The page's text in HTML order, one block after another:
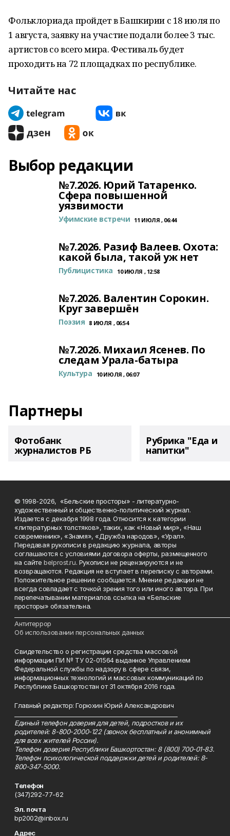
Фольклориада пройдет в Башкирии с 18 июля по
1 августа, заявку на участие подали более 3 тыс.
артистов со всего мира. Фестиваль будет
проходить на 72 площадках по республике.
Читайте нас
Выбор редакции
№7.2026. Юрий Татаренко.
Сфера повышенной
уязвимости
Уфимские встречи 11 ИЮЛЯ , 06:44
№7.2026. Разиф Валеев. Охота:
какой была, такой уж нет
Публицистика 10 ИЮЛЯ , 12:58
№7.2026. Валентин Сорокин.
Круг завершён
Поэзия 8 ИЮЛЯ , 06:54
№7.2026. Михаил Ясенев. По
следам Урала-батыра
Культура 10 ИЮЛЯ , 06:07
Партнеры
Фотобанк
журналистов РБ
Рубрика "Еда и
напитки"
© 1998-2026, «Бельские просторы» - литературно-
художественный и общественно-политический журнал.
Издается с декабря 1998 года. Относится к категории
«литературных толстяков», таких, как «Новый мир», «Наш
современник», «Знамя», «Дружба народов», «Урал».
Передавая рукописи в редакцию журнала, авторы
соглашаются с условиями договора оферты, размещенного
на сайтеbelprost.ru. Рукописи не рецензируются и не
возвращаются. Редакция не вступает в переписку с авторами.
Положительное решение сообщается. Мнение редакции не
всегда совпадает с точкой зрения того или иного автора. При
перепечатывании материалов ссылка на «Бельские
просторы» обязательна.
Антитеррор
Об использовании персональных данных
Свидетельство о регистрации средства массовой
информации ПИ № ТУ 02-01564 выданное Управлением
Федеральной службы по надзору в сфере связи,
информационных технологий и массовых коммуникаций по
Республике Башкортостан от 31 октября 2016 года.
Главный редактор: Горюхин Юрий Александрович
Единый телефон доверия для детей, подростков и их
родителей: 8-800-2000-122 (звонок бесплатный и анонимный
для всех жителей России).
Телефон доверия Республики Башкортостан: 8 (800) 700-01-83.
Телефон психологической поддержки детей и родителей: 8-
800-347-5000.
Телефон
(347)292-77-62
Эл. почта
bp2002@inbox.ru
Адрес